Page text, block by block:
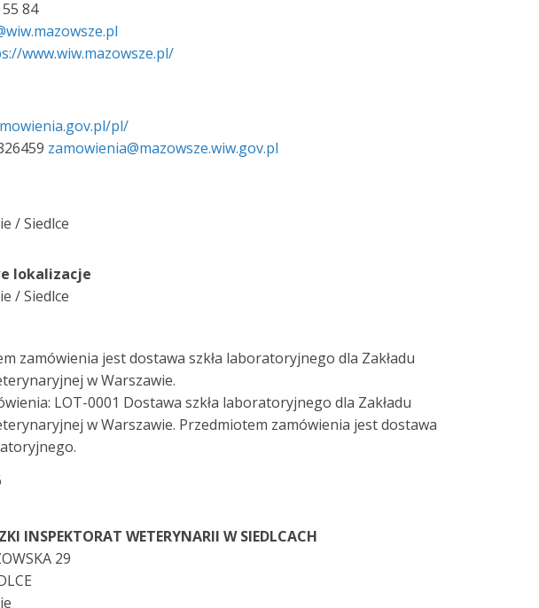
55 84
www.wiw.mazowsze.pl/
pl/
zamowienia@mazowsze.wiw.gov.pl
/ Siedlce
lokalizacje
/ Siedlce
zamówienia jest dostawa szkła laboratoryjnego dla Zakładu
w Warszawie.
LOT-0001 Dostawa szkła laboratoryjnego dla Zakładu
w Warszawie. Przedmiotem zamówienia jest dostawa
INSPEKTORAT WETERYNARII W SIEDLCACH
29